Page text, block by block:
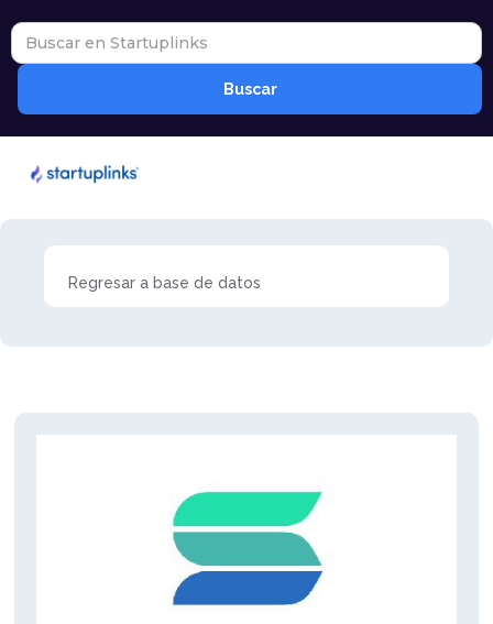
Regresar a base de datos